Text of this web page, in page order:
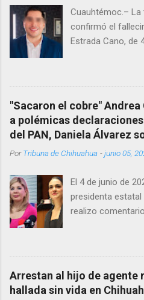
Cuauhtémoc.–
confirmó el
Estrada Cano, de
Menonita,
Corredor
se habría quitado
encerrado en el
autoridades
Estrada, quien se
un médico
"Sacaron el cobre" Andrea
a polémicas
del PAN, Daniela Álvarez
PorTribuna de Chihuahua -junio 05,
El 4 de junio de
presidenta estatal
realizo
Chávez.
nacer”, expresó
retaría a tomarse
de Texas como
Arrestan al hijo de agente
hallada sin vida en